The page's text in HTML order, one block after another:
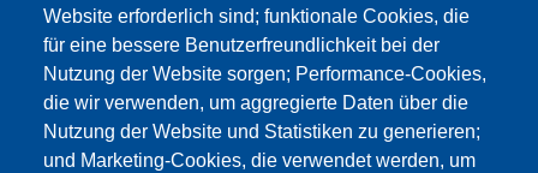
Website erforderlich sind; funktionale Cookies, die
für eine bessere Benutzerfreundlichkeit bei der
Nutzung der Website sorgen; Performance-Cookies,
die wir verwenden, um aggregierte Daten über die
Nutzung der Website und Statistiken zu generieren;
und Marketing-Cookies, die verwendet werden, um
Dieser Inhalt ist blockiert, da die Google Maps
Cookies nicht akzeptiert wurden.